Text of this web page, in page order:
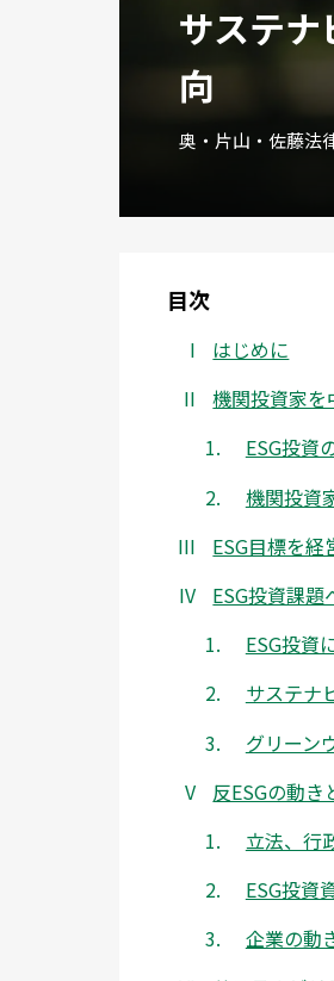
サステ
向
奥・片山・佐藤法
目次
はじめに
機関投資家を
ESG投資
機関投資
ESG目標を
ESG投資課題
ESG投資
サステナ
グリーン
反ESGの動
立法、行
ESG投資
企業の動